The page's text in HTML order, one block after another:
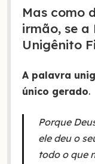
Mas como
irmão, se a
Unigênito
A palavra
único gerado.
Porque
ele deu o
todo o que